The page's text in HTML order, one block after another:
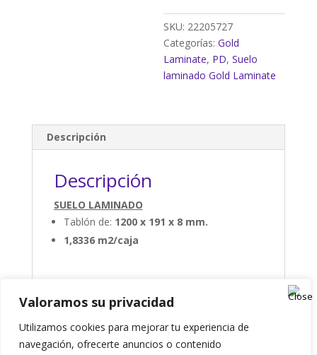
Valoramos su privacidad
Utilizamos cookies para mejorar tu experiencia de
navegación, ofrecerte anuncios o contenido
SKU: 22205727
Categorías:Gold
Laminate, PD,Suelo
laminado Gold Laminate
Descripción
Descripción
SUELO LAMINADO
Tablón de: 1200 x 191 x 8 mm.
1,8336 m2/caja
Presupuesto